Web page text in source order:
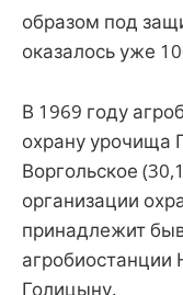
образом под
оказалось уже
В 1969 году
охрану урочища
Воргольское
организации
принадлежит
агробиостанции
Голицыну.